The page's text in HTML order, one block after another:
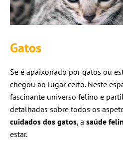
Gatos
Se é apaixonado por gatos ou
chegou ao lugar certo. Neste
fascinante universo felino e
detalhadas sobre todos os
cuidados dos gatos, a saúde
estar.